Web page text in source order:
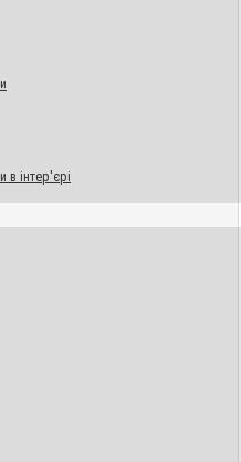
в інтер'єрі